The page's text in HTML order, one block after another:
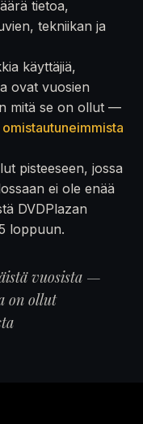
tietoa,
tekniikan ja
käyttäjiä,
ovat vuosien
mitä se on ollut —
pisteeseen, jossa
ei ole enää
DVDPlazan
loppuun.
vuosista —
on ollut